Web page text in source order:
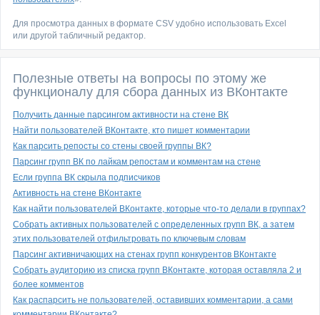
Для просмотра данных в формате CSV удобно использовать Excel
или другой табличный редактор.
Полезные ответы на вопросы по этому же
функционалу для сбора данных из ВКонтакте
Получить данные парсингом активности на стене ВК
Найти пользователей ВКонтакте, кто пишет комментарии
Как парсить репосты со стены своей группы ВК?
Парсинг групп ВК по лайкам репостам и комментам на стене
Если группа ВК скрыла подписчиков
Активность на стене ВКонтакте
Как найти пользователей ВКонтакте, которые что-то делали в группах?
Собрать активных пользователей с определенных групп ВК, а затем
этих пользователей отфильтровать по ключевым словам
Парсинг активничающих на стенах групп конкурентов ВКонтакте
Собрать аудиторию из списка групп ВКонтакте, которая оставляла 2 и
более комментов
Как распарсить не пользователей, оставивших комментарии, а сами